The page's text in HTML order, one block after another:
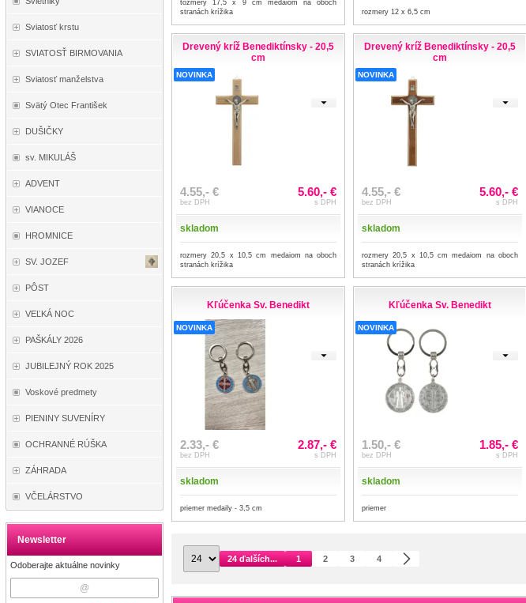
Sviatosť krstu
SVIATOSŤ BIRMOVANIA
Sviatosť manželstva
Svätý Otec František
DUŠIČKY
sv. MIKULÁŠ
ADVENT
VIANOCE
HROMNICE
SV. JOZEF
PÔST
VEĽKÁ NOC
PAŠKÁLY 2026
JUBILEJNÝ ROK 2025
Voskové predmety
PIENINY SUVENÍRY
OCHRANNÉ RÚŠKA
ZÁHRADA
VČELÁRSTVO
Newsletter
Odoberajte aktuálne novinky
tozmery 17,5 x 9 cm medaiom na oboch
stranách krížika
rozmery 12 x 6,5 cm
Drevený kríž Benediktínsky - 20,5
cm
NOVINKA
4.55,- €
bez DPH
5.60,- €
s DPH
skladom
rozmery 20,5 x 10,5 cm medaiom na oboch
stranách krížika
Drevený kríž Benediktínsky - 20,5
cm
NOVINKA
4.55,- €
bez DPH
5.60,- €
s DPH
skladom
rozmery 20,5 x 10,5 cm medaiom na oboch
stranách krížika
Kľúčenka Sv. Benedikt
NOVINKA
2.33,- €
bez DPH
2.87,- €
s DPH
skladom
priemer medaily - 3,5 cm
Kľúčenka Sv. Benedikt
NOVINKA
1.50,- €
bez DPH
1.85,- €
s DPH
skladom
priemer
24 ďalších... 1 2 3 4